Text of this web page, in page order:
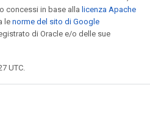
concessi in base alla licenza Apache
le norme del sito di Google
di Oracle e/o delle sue
UTC.